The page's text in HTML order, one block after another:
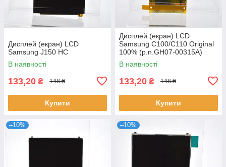
Дисплей (екран) LCD
Samsung J150 HC
В наявності
133,20 ₴ 148 ₴
Купити
Дисплей (екран) LCD
Samsung C100/C110 Original
100% (p.n.GH07-00315A)
В наявності
133,20 ₴ 148 ₴
Купити
–10% –10%